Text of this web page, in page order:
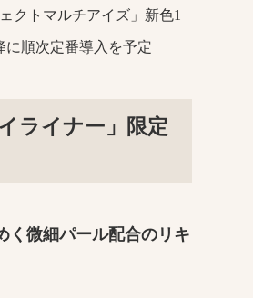
クトマルチアイズ」新色1
に順次定番導入を予定
ライナー」
限定
く微細パール配合のリキ